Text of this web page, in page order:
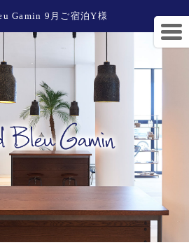
Gamin 9月ご宿泊Y様